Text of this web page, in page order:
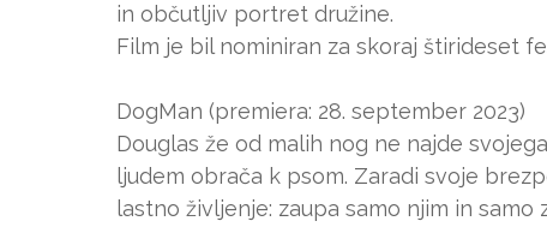
in občutljiv portret družine.
Film je bil nominiran za skoraj štirideset
DogMan (premiera: 28. september 2023)
Douglas že od malih nog ne najde
ljudem obrača k psom. Zaradi svoje
lastno življenje: zaupa samo njim in